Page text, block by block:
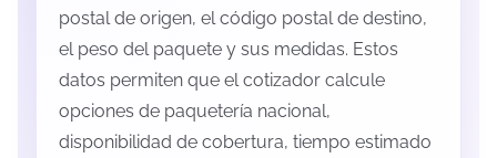
postal de origen, el código postal de destino,
el peso del paquete y sus medidas. Estos
datos permiten que el cotizador calcule
opciones de paquetería nacional,
disponibilidad de cobertura, tiempo estimado